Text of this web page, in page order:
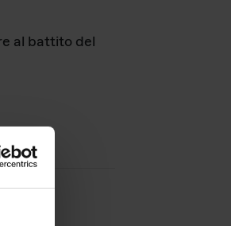
al battito del